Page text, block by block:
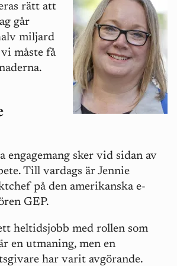
rätt att
går
miljard
måste få
engagemang sker vid sidan av
Till vardags är Jennie
på den amerikanska e-
GEP.
heltidsjobb med rollen som
en utmaning, men en
har varit avgörande.